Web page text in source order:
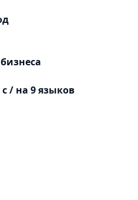
/ на 9 языков